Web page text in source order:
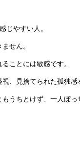
じやすい人。
せん。
ことには敏感です。
、見捨てられた孤独感
うちとけず、一人ぼっ